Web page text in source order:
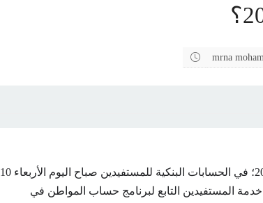
mrna
تم تخفيض دعم حساب المواطن لدفعة يوليو 2024؛ في الحسابات البنكية للمستفيدين صباح اليوم الأربعاء 10
خدمة المستفيدين التابع لبرنامج حساب المواطن في